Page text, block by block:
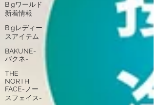
Bigワールド
新着情報
Bigレディー
スアイテム
BAKUNE-
バクネ-
THE
NORTH
FACE-ノー
スフェイス-